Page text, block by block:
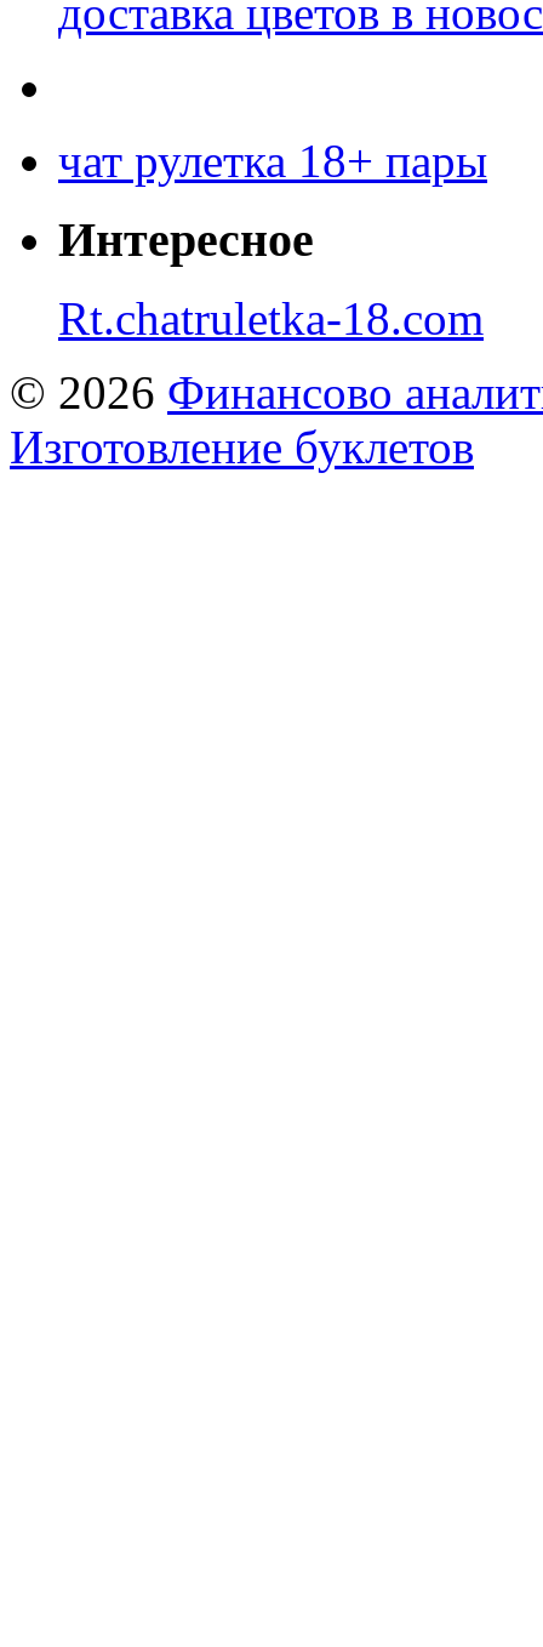
доставка цветов в
чат рулетка 18+ пары
Интересное
Rt.chatruletka-18.com
© 2026 Финансово
Изготовление буклетов